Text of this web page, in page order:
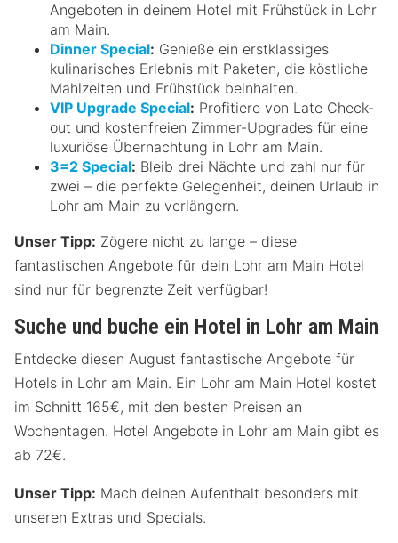
Angeboten in deinem Hotel mit Frühstück in Lohr
am Main.
Dinner Special: Genieße ein erstklassiges
kulinarisches Erlebnis mit Paketen, die köstliche
Mahlzeiten und Frühstück beinhalten.
VIP Upgrade Special: Profitiere von Late Check-
out und kostenfreien Zimmer-Upgrades für eine
luxuriöse Übernachtung in Lohr am Main.
3=2 Special: Bleib drei Nächte und zahl nur für
zwei – die perfekte Gelegenheit, deinen Urlaub in
Lohr am Main zu verlängern.
Unser Tipp: Zögere nicht zu lange – diese
fantastischen Angebote für dein Lohr am Main Hotel
sind nur für begrenzte Zeit verfügbar!
Suche und buche ein Hotel in Lohr am Main
Entdecke diesen August fantastische Angebote für
Hotels in Lohr am Main. Ein Lohr am Main Hotel kostet
im Schnitt 165€, mit den besten Preisen an
Wochentagen. Hotel Angebote in Lohr am Main gibt es
ab 72€.
Unser Tipp: Mach deinen Aufenthalt besonders mit
unseren Extras und Specials.